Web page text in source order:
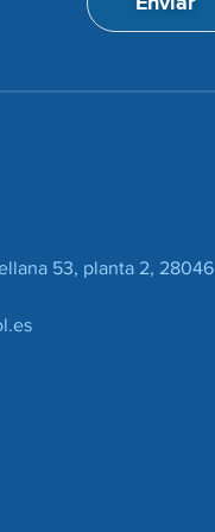
n
c
a
o
53, planta 2, 28046